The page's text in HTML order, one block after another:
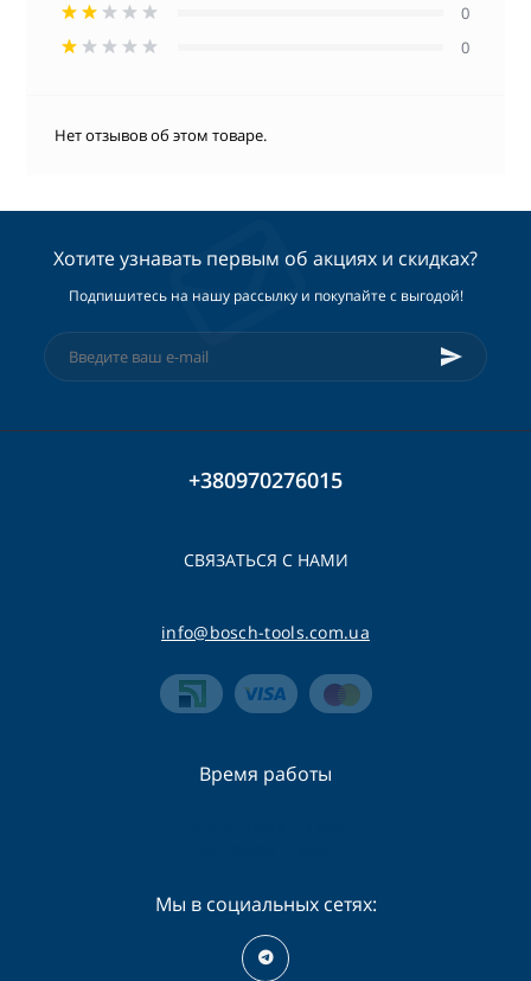
0
0
Нет отзывов об этом товаре.
Хотите узнавать первым об акциях и скидках?
Подпишитесь на нашу рассылку и покупайте с выгодой!
+380970276015
СВЯЗАТЬСЯ С НАМИ
info@bosch-tools.com.ua
Время работы
Мы в социальных сетях: